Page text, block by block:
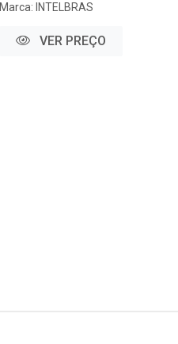
Marca: INTELBRAS
VER PREÇO